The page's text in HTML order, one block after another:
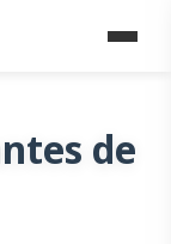
Linhas para
de